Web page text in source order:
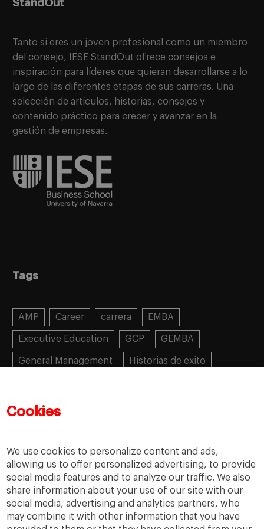
Cookies
We use cookies to personalize content and ads,
allowing us to offer personalized advertising, to provide
social media features and to analyze our traffic. We also
share information about your use of our site with our
social media, advertising and analytics partners, who
may combine it with other information that you have
StandOut
Tanto si eres un joven profesional como un miembro
del consejo, IESE StandOut ofrece consejos e
inspiración para líderes que quieran desarrollarse a lo
largo de las diferentes etapas de sus carreras. Una
selección de artículos, historias, consejos y
contenido práctico para crecer y avanzar en la
gestión de empresas.
Tags
AMP Career carrera EMBA
Executive Education GCP GEMBA
General Management Historias de exito
Mujeres emprendedoras
Success stories Women in business